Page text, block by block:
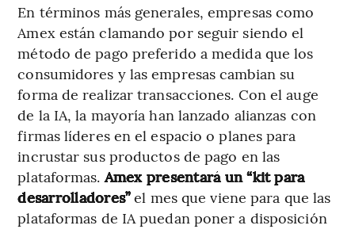
En términos más generales, empresas como
Amex están clamando por seguir siendo el
método de pago preferido a medida que los
consumidores y las empresas cambian su
forma de realizar transacciones. Con el auge
de la IA, la mayoría han lanzado alianzas con
firmas líderes en el espacio o planes para
incrustar sus productos de pago en las
plataformas.Amex presentará un “kit para
desarrolladores”el mes que viene para que las
plataformas de IA puedan poner a disposición